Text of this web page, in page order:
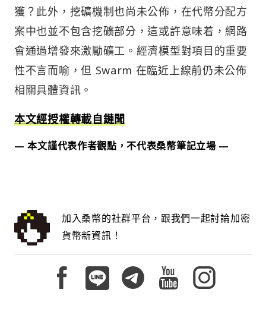
獲？此外，挖礦機制也尚未公佈，在代幣分配方
案中也並不包含挖礦部分，這或許意味着，網路
會通過增發來激勵礦工。經濟模型對項目的重要
性不言而喻，但 Swarm 在臨近上線前仍未公佈
相關具體資訊。
本文經授權轉載自鏈聞
— 本文謹代表作者觀點，不代表桑幣筆記立場 —
加入桑幣的社群平台，跟我們一起討論加密
貨幣新資訊！